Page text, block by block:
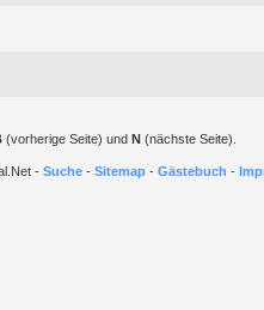
(vorherige Seite) und N (nächste Seite).
- Suche - Sitemap - Gästebuch -